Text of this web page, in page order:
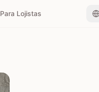
Para Lojistas